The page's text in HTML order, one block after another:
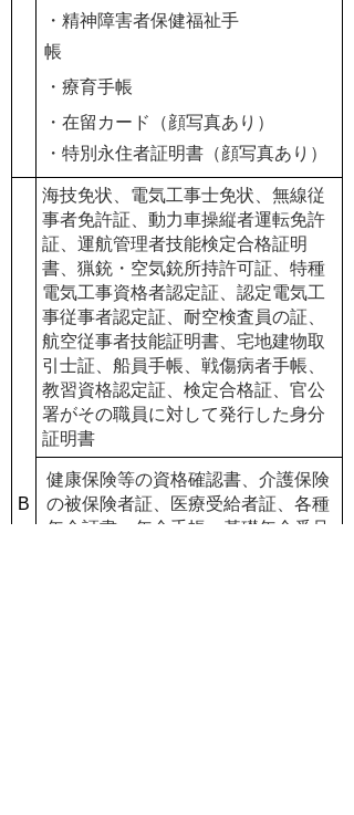
・精神障害者保健福祉手
帳
・療育手帳
・在留カード（顔写真あり）
・特別永住者証明書（顔写真あり）
B
海技免状、電気工事士免状、無線従
事者免許証、動力車操縦者運転免許
証、運航管理者技能検定合格証明
書、猟銃・空気銃所持許可証、特種
電気工事資格者認定証、認定電気工
事従事者認定証、耐空検査員の証、
航空従事者技能証明書、宅地建物取
引士証、船員手帳、戦傷病者手帳、
教習資格認定証、検定合格証、官公
署がその職員に対して発行した身分
証明書
健康保険等の資格確認書、 介護保険
の被保険者証
医療受給者証、各種
年金証書、年金手帳・基礎年金番号